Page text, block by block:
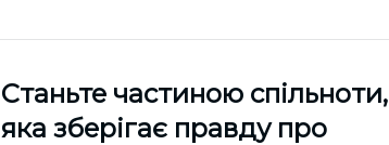
Cтаньте частиною спільноти,
яка зберігає правду про